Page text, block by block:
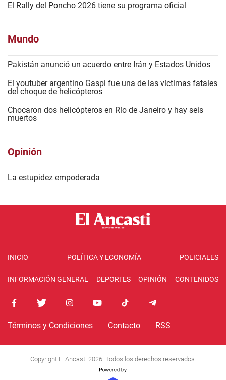
El Rally del Poncho 2026 tiene su programa oficial
Mundo
Pakistán anunció un acuerdo entre Irán y Estados Unidos
El youtuber argentino Gaspi fue una de las víctimas fatales
del choque de helicópteros
Chocaron dos helicópteros en Río de Janeiro y hay seis
muertos
Opinión
La estupidez empoderada
INICIO POLÍTICA Y ECONOMÍA POLICIALES
INFORMACIÓN GENERAL DEPORTES OPINIÓN CONTENIDOS
Términos y Condiciones Contacto RSS
Copyright El Ancasti 2026. Todos los derechos reservados.